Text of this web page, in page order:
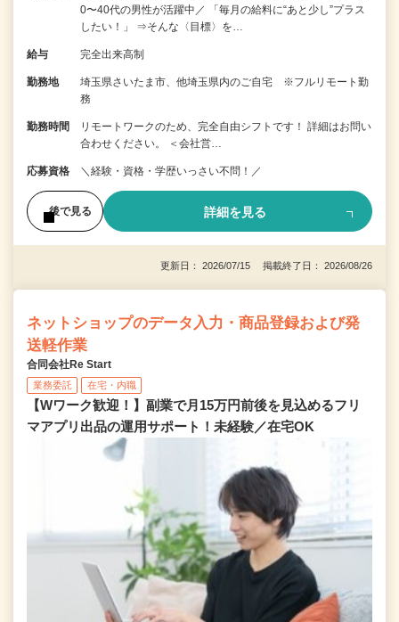
0〜40代の男性が活躍中／ 「毎月の給料に“あと少し”プラス
したい！」 ⇒そんな〈目標〉を…
給与 完全出来高制
勤務地
埼玉県さいたま市、他埼玉県内のご自宅 ※フルリモート勤
務
勤務時間
リモートワークのため、完全自由シフトです！ 詳細はお問い
合わせください。 ＜会社営…
応募資格 ＼経験・資格・学歴いっさい不問！／
後で見る 詳細を見る
更新日： 2026/07/15 掲載終了日： 2026/08/26
ネットショップのデータ入力・商品登録および発
送軽作業
合同会社Re Start
業務委託 在宅・内職
【Wワーク歓迎！】副業で月15万円前後を見込めるフリ
マアプリ出品の運用サポート！未経験／在宅OK